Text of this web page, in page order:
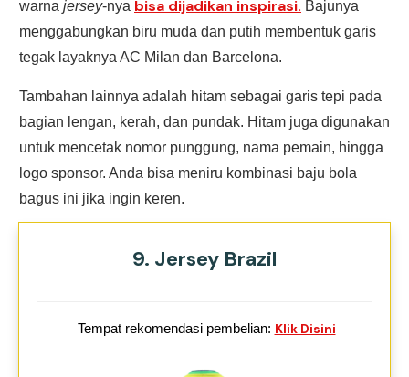
warna jersey-nya bisa dijadikan inspirasi. Bajunya
menggabungkan biru muda dan putih membentuk garis
tegak layaknya AC Milan dan Barcelona.
Tambahan lainnya adalah hitam sebagai garis tepi pada
bagian lengan, kerah, dan pundak. Hitam juga digunakan
untuk mencetak nomor punggung, nama pemain, hingga
logo sponsor. Anda bisa meniru kombinasi baju bola
bagus ini jika ingin keren.
9. Jersey Brazil
Tempat rekomendasi pembelian: Klik Disini